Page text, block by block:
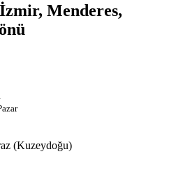
Menderes,
(Kuzeydoğu)